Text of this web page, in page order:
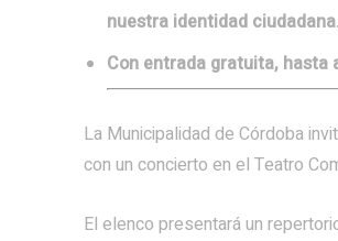
nuestra identidad ciudadana.
Con entrada gratuita, hasta
La Municipalidad de Córdoba
con un concierto en el Teatro
El elenco presentará un